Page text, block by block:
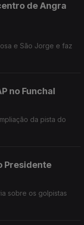
de Angra
e São Jorge e faz
no Funchal
da pista do
Presidente
sobre os golpistas